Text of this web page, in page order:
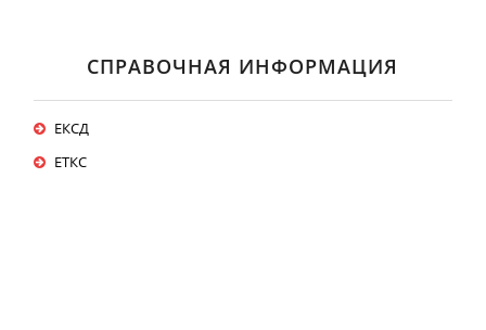
СПРАВОЧНАЯ ИНФОРМАЦИЯ
ЕКСД
ЕТКС